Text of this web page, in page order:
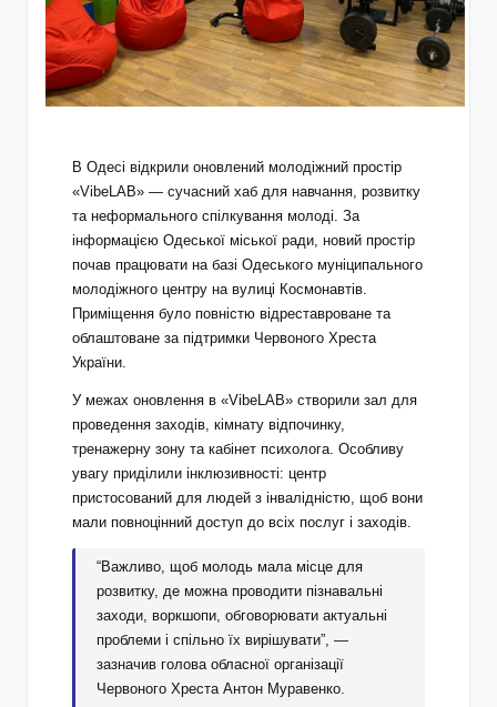
В Одесі відкрили оновлений молодіжний простір
«VibeLAB» — сучасний хаб для навчання, розвитку
та неформального спілкування молоді. За
інформацією Одеської міської ради, новий простір
почав працювати на базі Одеського муніципального
молодіжного центру на вулиці Космонавтів.
Приміщення було повністю відреставроване та
облаштоване за підтримки Червоного Хреста
України.
У межах оновлення в «VibeLAB» створили зал для
проведення заходів, кімнату відпочинку,
тренажерну зону та кабінет психолога. Особливу
увагу приділили інклюзивності: центр
пристосований для людей з інвалідністю, щоб вони
мали повноцінний доступ до всіх послуг і заходів.
“Важливо, щоб молодь мала місце для
розвитку, де можна проводити пізнавальні
заходи, воркшопи, обговорювати актуальні
проблеми і спільно їх вирішувати”, —
зазначив голова обласної організації
Червоного Хреста Антон Муравенко.